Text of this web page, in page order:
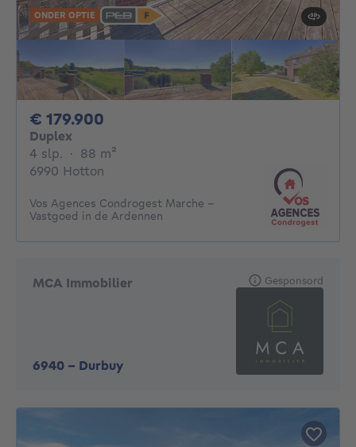
ONDER OPTIE
€ 179.900
Duplex
4 slp. 4 slaapkamers
· 88 m²
6990 Hotton
Vos Agences Condrogest Marche -
Vastgoed in de Ardennen
MCA Immobilier
6940 - Durbuy
Gesponsord